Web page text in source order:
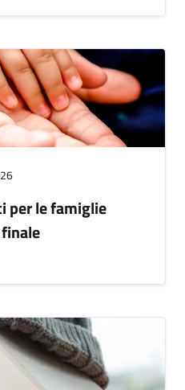
per le famiglie